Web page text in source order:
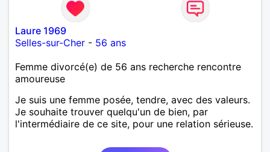
Laure 1969
Selles-sur-Cher - 56 ans
Femme divorcé(e) de 56 ans recherche rencontre
amoureuse
Je suis une femme posée, tendre, avec des valeurs.
Je souhaite trouver quelqu'un de bien, par
l'intermédiaire de ce site, pour une relation sérieuse.